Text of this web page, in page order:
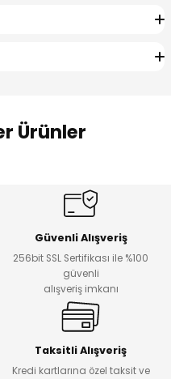
Ürünler
Kot 3’lü Takım
Navi Kız Çocuk Kot Pantolon
Güvenli Alışveriş
256bit SSL Sertifikası ile %100
güvenli
alışveriş imkanı
Taksitli Alışveriş
Kredi kartlarına özel taksit ve